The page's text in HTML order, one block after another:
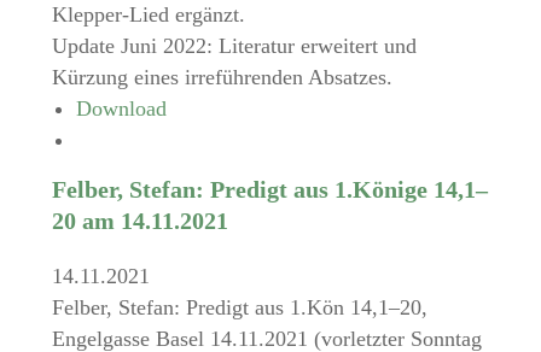
Klepper-Lied ergänzt.
Update Juni 2022: Literatur erweitert und
Kürzung eines irreführenden Absatzes.
Download
Felber, Stefan: Predigt aus 1.Könige 14,1–
20 am 14.11.2021
14.11.2021
Felber, Stefan: Predigt aus 1.Kön 14,1–20,
Engelgasse Basel 14.11.2021 (vorletzter Sonntag